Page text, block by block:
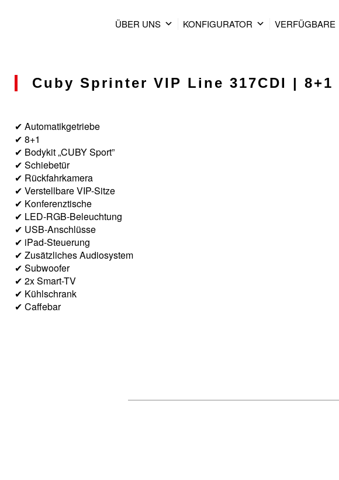
ÜBER UNS KONFIGURATOR VERFÜGBARE
Cuby Sprinter VIP Line 317CDI | 8+1
✔ Automatikgetriebe
✔ 8+1
✔ Bodykit „CUBY Sport”
✔ Schiebetür
✔ Rückfahrkamera
✔ Verstellbare VIP-Sitze
✔ Konferenztische
✔ LED-RGB-Beleuchtung
✔ USB-Anschlüsse
✔ iPad-Steuerung
✔ Zusätzliches Audiosystem
✔ Subwoofer
✔ 2x Smart-TV
✔ Kühlschrank
✔ Caffebar